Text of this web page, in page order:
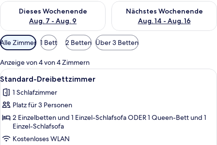
Dieses Wochenende
Aug. 7 - Aug. 9
Überprüfe die Verfügbarkeit für dieses Wochenende, Aug. 7
Nächstes Wochenende
Aug. 14 - Aug. 16
Überprüfe die Verfügbarkeit
Verfügbare
Filter
für
Zimmer
Alle Zimmer 1 Bett 2 Betten Über 3 Betten
Anzeige von 4 von 4 Zimmern
Alle
Fotos
für
Standard-
Dreibettzimmer
anzeigen
Ein Schlafzimmer mit zwei Betten,
5
Standard-Dreibettzimmer
1 Schlafzimmer
Platz für 3 Personen
2 Einzelbetten und 1 Einzel-Schlafsofa ODER 1 Queen-Bett und 1
Einzel-Schlafsofa
Kostenloses WLAN